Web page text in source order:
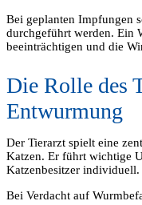
Bei geplanten Impfungen
durchgeführt werden. Ein
beeinträchtigen und die
Die Rolle des
Entwurmung
Der Tierarzt spielt eine
Katzen. Er führt wichtige
Katzenbesitzer individuell.
Bei Verdacht auf